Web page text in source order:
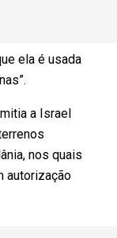
ela é usada
a Israel
nos quais
autorização